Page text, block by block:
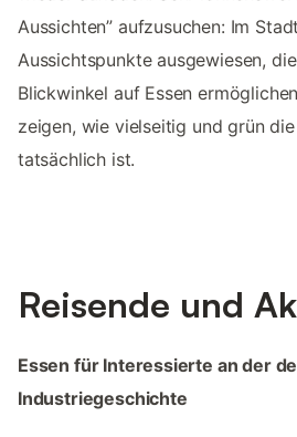
Aussichten” aufzusuchen: Im
Aussichtspunkte ausgewiesen,
Blickwinkel auf Essen
zeigen, wie vielseitig und grün
tatsächlich ist.
Reisende und
Essen für Interessierte an der
Industriegeschichte